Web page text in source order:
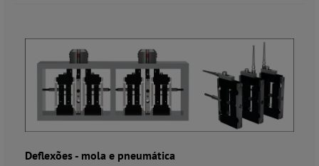
Deflexões - mola e pneumática